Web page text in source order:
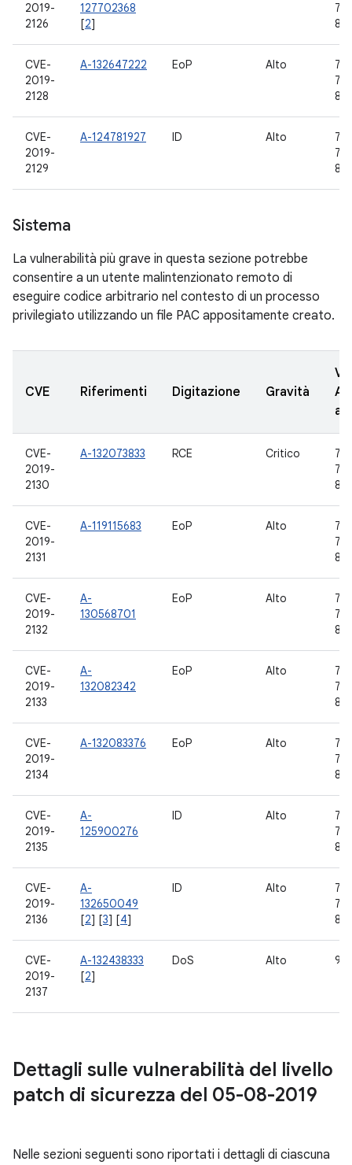
2019-
2126
127702368
[2]
CVE-
2019-
2128
A-132647222 EoP Alto
CVE-
2019-
2129
A-124781927 ID Alto
Sistema
La vulnerabilità più grave in questa sezione potrebbe
consentire a un utente malintenzionato remoto di
eseguire codice arbitrario nel contesto di un processo
privilegiato utilizzando un file PAC appositamente creato.
CVE Riferimenti Digitazione Gravità
CVE-
2019-
2130
A-132073833 RCE Critico
CVE-
2019-
2131
A-119115683 EoP Alto
CVE-
2019-
2132
A-
130568701
EoP Alto
CVE-
2019-
2133
A-
132082342
EoP Alto
CVE-
2019-
2134
A-132083376 EoP Alto
CVE-
2019-
2135
A-
125900276
ID Alto
CVE-
2019-
2136
A-
132650049
[2] [3] [4]
ID Alto
CVE-
2019-
2137
A-132438333
[2]
DoS Alto 9
Dettagli sulle vulnerabilità del livello
patch di sicurezza del 05-08-2019
Nelle sezioni seguenti sono riportati i dettagli di ciascuna